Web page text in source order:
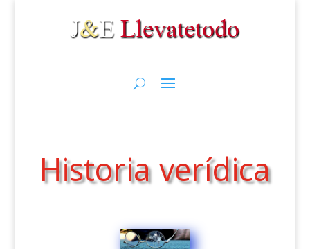
Historia verídica